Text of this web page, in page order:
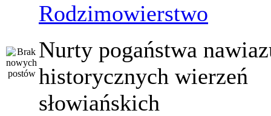
Rodzimowierstwo
Nurty pogaństwa
historycznych wierzeń
słowiańskich